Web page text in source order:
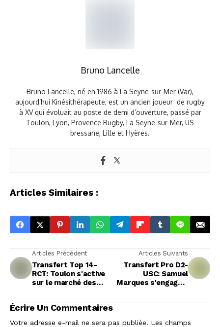
Bruno Lancelle
Bruno Lancelle, né en 1986 à La Seyne-sur-Mer (Var),
aujourd’hui Kinésithérapeute, est un ancien joueur de rugby
à XV qui évoluait au poste de demi d’ouverture, passé par
Toulon, Lyon, Provence Rugby, La Seyne-sur-Mer, US
bressane, Lille et Hyères.
Articles Similaires :
Articles Précédent
Transfert Top 14-
RCT: Toulon s'active
sur le marché des
Priso
Articles Suivants
Transfert Pro D2-
USC: Samuel
Marques s'engage à
Écrire Un Commentaires
Votre adresse e-mail ne sera pas publiée. Les champs